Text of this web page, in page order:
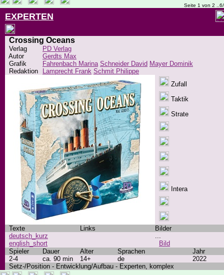
Seite 1 von 2
EXPERTEN
Crossing Oceans
Verlag
PD Verlag
Autor
Gerdts Max
Grafik
Fahrenbach Marina Schneider David Mayer Dominik
Redaktion
Lamprecht Frank Schmit Philippe
Zufall
Taktik
Strate
Intera
Texte Links
Bilder
deutsch_kurz
english_short
...
Bild
Spieler
Dauer Alter Sprachen
Jahr
2-4
ca. 90 min 14+ de
2022
Setz-/Position - Entwicklung/Aufbau - Experten, komplex